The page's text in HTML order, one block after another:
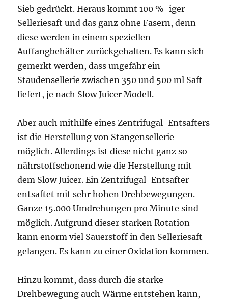
Sieb gedrückt. Heraus kommt 100 %-iger
Selleriesaft und das ganz ohne Fasern, denn
diese werden in einem speziellen
Auffangbehälter zurückgehalten. Es kann sich
gemerkt werden, dass ungefähr ein
Staudensellerie zwischen 350 und 500 ml Saft
liefert, je nach Slow Juicer Modell.
Aber auch mithilfe eines Zentrifugal-Entsafters
ist die Herstellung von Stangensellerie
möglich. Allerdings ist diese nicht ganz so
nährstoffschonend wie die Herstellung mit
dem Slow Juicer. Ein Zentrifugal-Entsafter
entsaftet mit sehr hohen Drehbewegungen.
Ganze 15.000 Umdrehungen pro Minute sind
möglich. Aufgrund dieser starken Rotation
kann enorm viel Sauerstoff in den Selleriesaft
gelangen. Es kann zu einer Oxidation kommen.
Hinzu kommt, dass durch die starke
Drehbewegung auch Wärme entstehen kann,